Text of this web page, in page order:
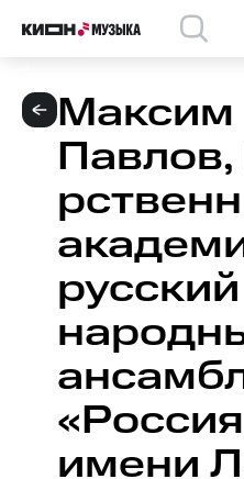
Максим
Павлов,
русский
имени